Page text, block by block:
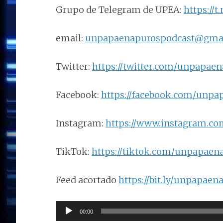
Grupo de Telegram de UPEA: https://
email:
Twitter: https://twitter.com/
Facebook: https://facebook.com/
Instagram: https://
TikTok: https://tiktok.com/
Feed acortado https://bit.ly/
Reproductor
00:00